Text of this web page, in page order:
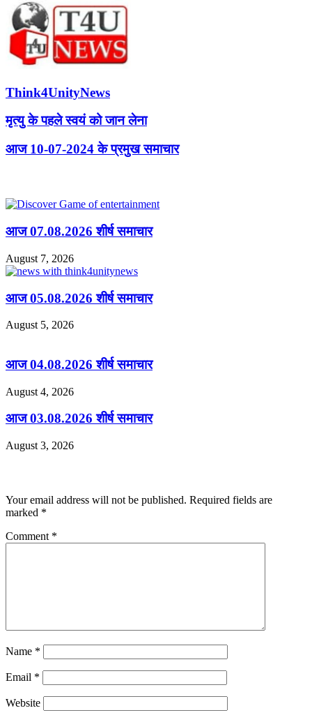
Think4UnityNews
मृत्यु के पहले स्वयं को जान लेना
आज 10-07-2024 के प्रमुख समाचार
आज 07.08.2026 शीर्ष समाचार
August 7, 2026
आज 05.08.2026 शीर्ष समाचार
August 5, 2026
आज 04.08.2026 शीर्ष समाचार
August 4, 2026
आज 03.08.2026 शीर्ष समाचार
August 3, 2026
Your email address will not be published. Required fields are
marked *
Comment *
Name *
Email *
Website